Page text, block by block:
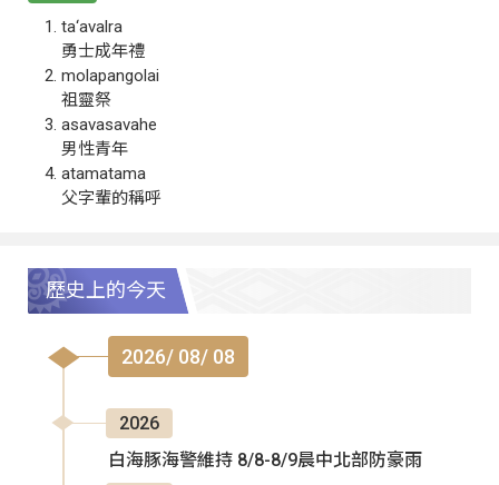
ta‘avalra
勇士成年禮
molapangolai
祖靈祭
asavasavahe
男性青年
atamatama
父字輩的稱呼
歷史上的今天
2026/ 08/ 08
2026
白海豚海警維持 8/8-8/9晨中北部防豪雨